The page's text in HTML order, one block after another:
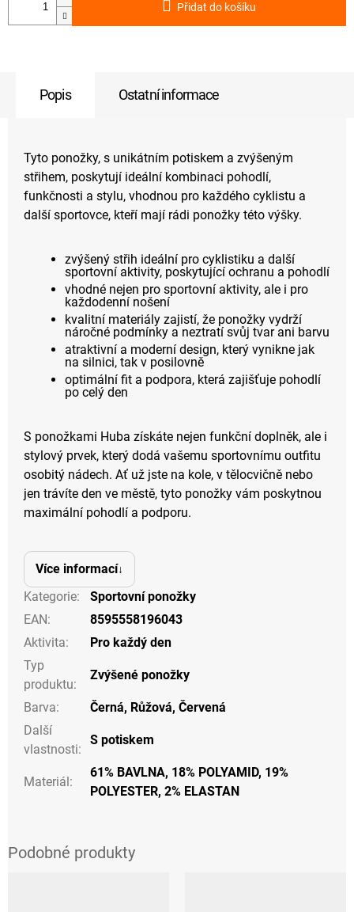
Přidat do košíku
Popis Ostatní informace
Tyto ponožky, s unikátním potiskem a zvýšeným
střihem, poskytují ideální kombinaci pohodlí,
funkčnosti a stylu, vhodnou pro každého cyklistu a
další sportovce, kteří mají rádi ponožky této výšky.
zvýšený střih ideální pro cyklistiku a další
sportovní aktivity, poskytující ochranu a pohodlí
vhodné nejen pro sportovní aktivity, ale i pro
každodenní nošení
kvalitní materiály zajistí, že ponožky vydrží
náročné podmínky a neztratí svůj tvar ani barvu
atraktivní a moderní design, který vynikne jak
na silnici, tak v posilovně
optimální fit a podpora, která zajišťuje pohodlí
po celý den
S ponožkami Huba získáte nejen funkční doplněk, ale i
stylový prvek, který dodá vašemu sportovnímu outfitu
osobitý nádech. Ať už jste na kole, v tělocvičně nebo
jen trávíte den ve městě, tyto ponožky vám poskytnou
maximální pohodlí a podporu.
Více informací
Kategorie:
Sportovní ponožky
EAN:
8595558196043
Aktivita:
Pro každý den
Typ
produktu:
Zvýšené ponožky
Barva: Černá, Růžová, Červená
Další
vlastnosti:
S potiskem
Materiál:
61% BAVLNA, 18% POLYAMID, 19%
POLYESTER, 2% ELASTAN